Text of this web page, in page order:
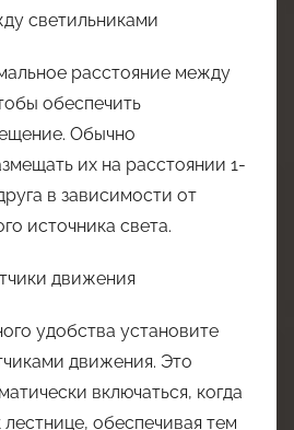
светильниками
расстояние между
обеспечить
Обычно
их на расстоянии 1-
в зависимости от
источника света.
движения
удобства установите
движения. Это
включаться, когда
обеспечивая тем